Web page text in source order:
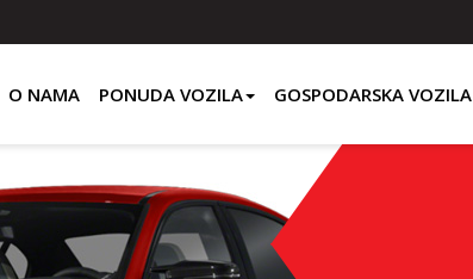
O NAMA PONUDA VOZILA GOSPODARSKA VOZILA